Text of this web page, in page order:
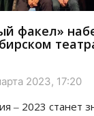
факел»
2023, 17:20
‒ 2023 станет